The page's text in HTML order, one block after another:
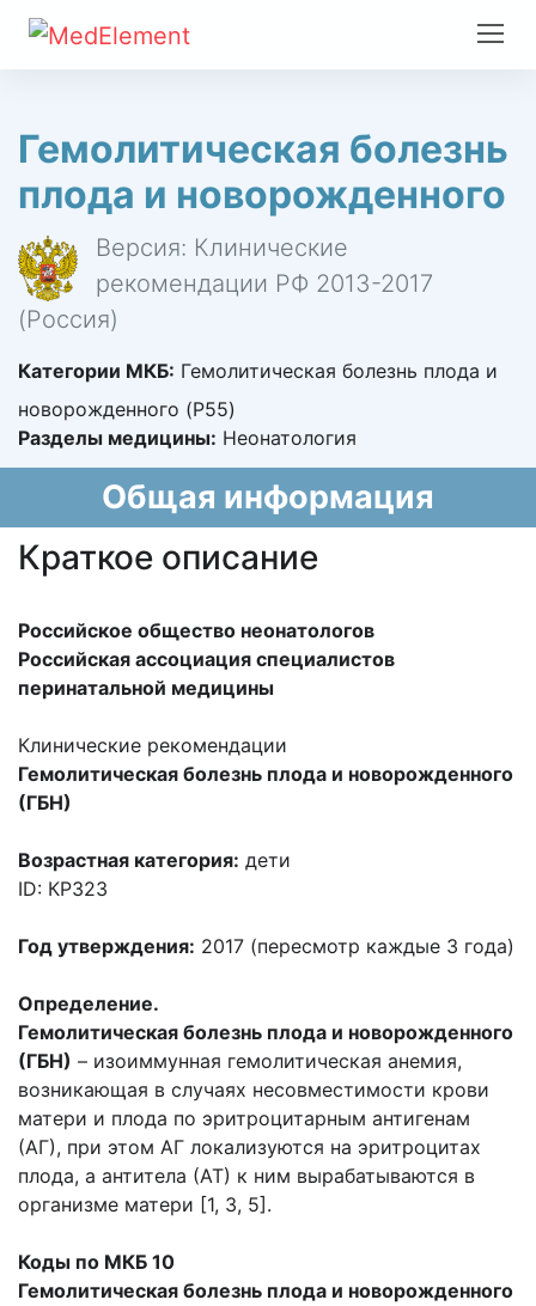
Гемолитическая болезнь
плода и новорожденного
Версия: Клинические
рекомендации РФ 2013-2017
(Россия)
Категории МКБ: Гемолитическая болезнь плода и
новорожденного (P55)
Разделы медицины: Неонатология
Общая информация
Краткое описание
Российское общество неонатологов
Российская ассоциация специалистов
перинатальной медицины
Клинические рекомендации
Гемолитическая болезнь плода и новорожденного
(ГБН)
Возрастная категория: дети
ID: КР323
Год утверждения: 2017 (пересмотр каждые 3 года)
Определение.
Гемолитическая болезнь плода и новорожденного
(ГБН) – изоиммунная гемолитическая анемия,
возникающая в случаях несовместимости крови
матери и плода по эритроцитарным антигенам
(АГ), при этом АГ локализуются на эритроцитах
плода, а антитела (АТ) к ним вырабатываются в
организме матери [1, 3, 5].
Коды по МКБ 10
Гемолитическая болезнь плода и новорожденного